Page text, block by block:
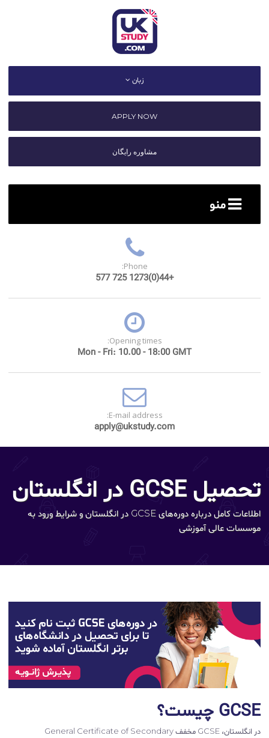
زبان
APPLY NOW
مشاوره رایگان
منو
Phone:
+44(0)1273 725 577
Opening times:
Mon - Fri: 10.00 - 18:00 GMT
E-mail address:
apply@ukstudy.com
تحصیل GCSE در انگلستان
اطلاعات کامل درباره دوره‌های GCSE در انگلستان و شرایط ورود به
موسسات عالی آموزشی
GCSE چیست؟
در انگلستان، GCSE مخفف General Certificate of Secondary